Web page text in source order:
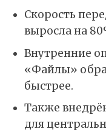
Скорость
выросла на
Внутренние
«Файлы»
быстрее.
Также
для